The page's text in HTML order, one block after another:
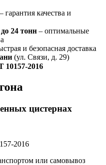
– гарантия качества и
24 тонн – оптимальные
и безопасная доставка
(ул. Связи, д. 29)
10157-2016
цистернах
2016
или самовывоз